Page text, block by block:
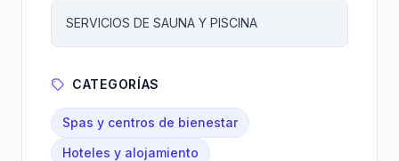
SERVICIOS DE SAUNA Y PISCINA
CATEGORÍAS
Spas y centros de bienestar
Hoteles y alojamiento